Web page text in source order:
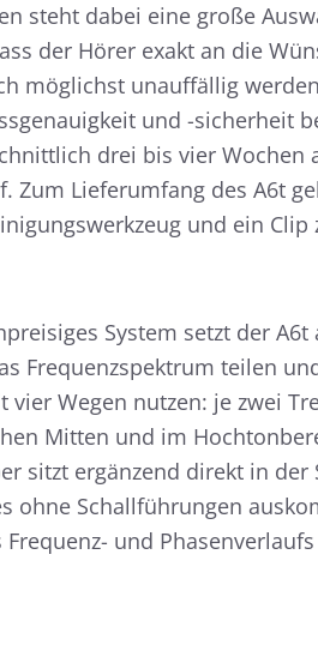
steht dabei eine große
der Hörer exakt an die
möglichst unauffällig
und -sicherheit
drei bis vier Wochen
Zum Lieferumfang des A6t
und ein Clip
System setzt der A6t
Frequenzspektrum teilen
Wegen nutzen: je zwei
Mitten und im
sitzt ergänzend direkt in der
ohne Schallführungen
und